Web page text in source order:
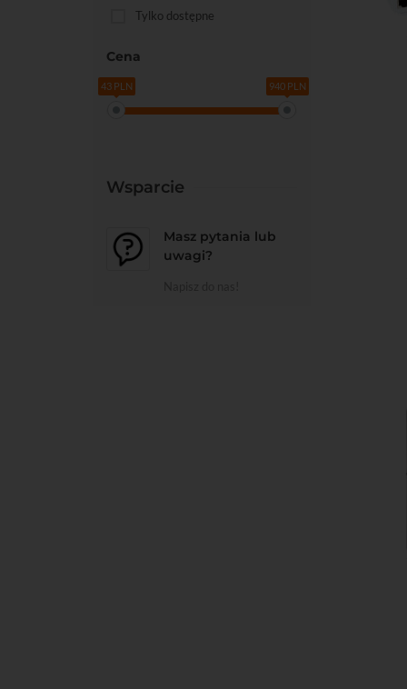
Tylko dostępne
Cena
43 PLN 940 PLN
Wsparcie
Masz pytania lub
uwagi?
Do
Do
Do